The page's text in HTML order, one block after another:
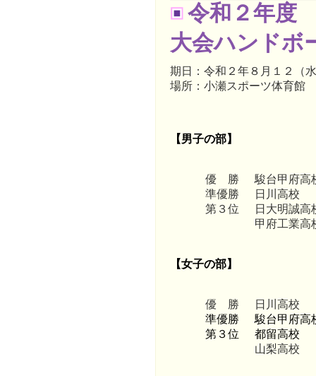
令和２年度
大会ハンドボ
期日：令和２ 年８月１２（
場所：小瀬スポーツ体育館
【男子の部】
優 勝
駿台甲府高
準優勝
日川高校
第３位
日大明誠高
甲府工業高
【女子の部】
優 勝
日川高校
準優勝
駿台甲府高
第３位
都留高校
山梨高校